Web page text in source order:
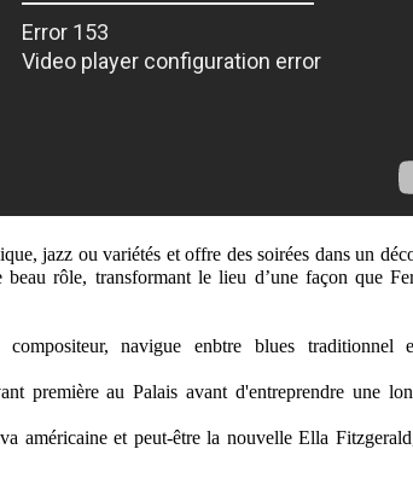
jazz ou variétés et offre des soirées dans un
rôle, transformant le lieu d’une façon que
navigue enbtre blues traditionnel
première au Palais avant d'entreprendre une
américaine et peut-être la nouvelle Ella